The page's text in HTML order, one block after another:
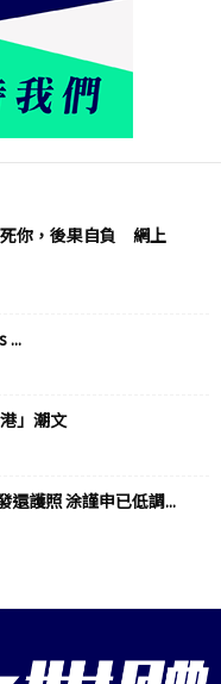
死你，後果自負 網上
...
」潮文
還護照 涂謹申已低調...